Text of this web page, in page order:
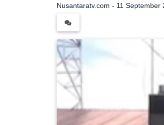
Nusantaratv.com - 11 September